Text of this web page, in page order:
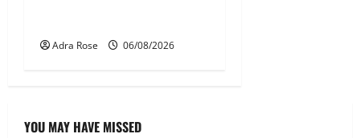
Adra Rose 06/08/2026
YOU MAY HAVE MISSED